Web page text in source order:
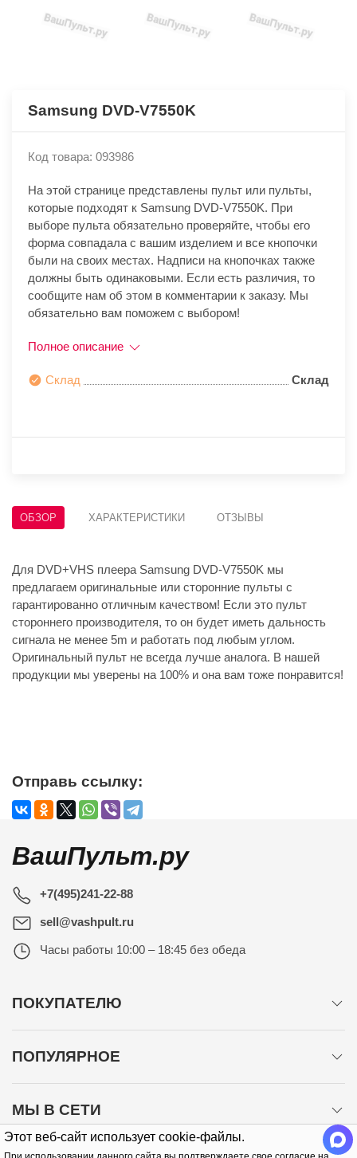
Этот веб-сайт использует cookie-файлы.
Samsung DVD-V7550K
Код товара: 093986
На этой странице представлены пульт или пульты,
которые подходят к Samsung DVD-V7550K. При
выборе пульта обязательно проверяйте, чтобы его
форма совпадала с вашим изделием и все кнопочки
были на своих местах. Надписи на кнопочках также
должны быть одинаковыми. Если есть различия, то
сообщите нам об этом в комментарии к заказу. Мы
обязательно вам поможем с выбором!
Полное описание
Склад Склад
ОБЗОР ХАРАКТЕРИСТИКИ ОТЗЫВЫ
Для DVD+VHS плеера Samsung DVD-V7550K мы
предлагаем оригинальные или сторонние пульты с
гарантированно отличным качеством! Если это пульт
стороннего производителя, то он будет иметь дальность
сигнала не менее 5m и работать под любым углом.
Оригинальный пульт не всегда лучше аналога. В нашей
продукции мы уверены на 100% и она вам тоже понравится!
Отправь ссылку:
ВашПульт.ру
+7(495)241-22-88
sell@vashpult.ru
Часы работы 10:00 – 18:45 без обеда
ПОКУПАТЕЛЮ
ПОПУЛЯРНОЕ
МЫ В СЕТИ